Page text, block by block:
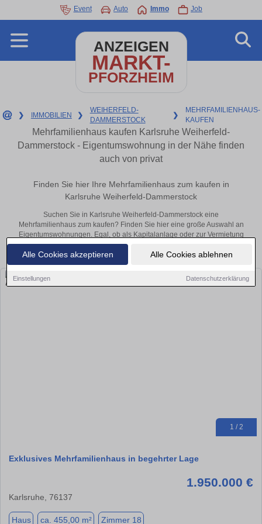
Alle Cookies akzeptieren Alle Cookies ablehnen
Einstellungen Datenschutzerklärung
Event Auto Immo Job
ANZEIGEN
MARKT-
PFORZHEIM
❯ IMMOBILIEN ❯
WEIHERFELD-
DAMMERSTOCK
❯
MEHRFAMILIENHAUS-
KAUFEN
Mehrfamilienhaus kaufen Karlsruhe Weiherfeld-
Dammerstock - Eigentumswohnung in der Nähe finden
auch von privat
Finden Sie hier Ihre Mehrfamilienhaus zum kaufen in
Karlsruhe Weiherfeld-Dammerstock
Suchen Sie in Karlsruhe Weiherfeld-Dammerstock eine
Mehrfamilienhaus zum kaufen? Finden Sie hier eine große Auswahl an
Eigentumswohnungen. Egal, ob als Kapitalanlage oder zur Vermietung
– hier finden Sie Ihre Immobilie in Karlsruhe Weiherfeld-Dammerstock
oder in der Nähe.
1 / 2
Exklusives Mehrfamilienhaus in begehrter Lage
1.950.000 €
Karlsruhe, 76137
Haus ca. 455,00 m² Zimmer 18